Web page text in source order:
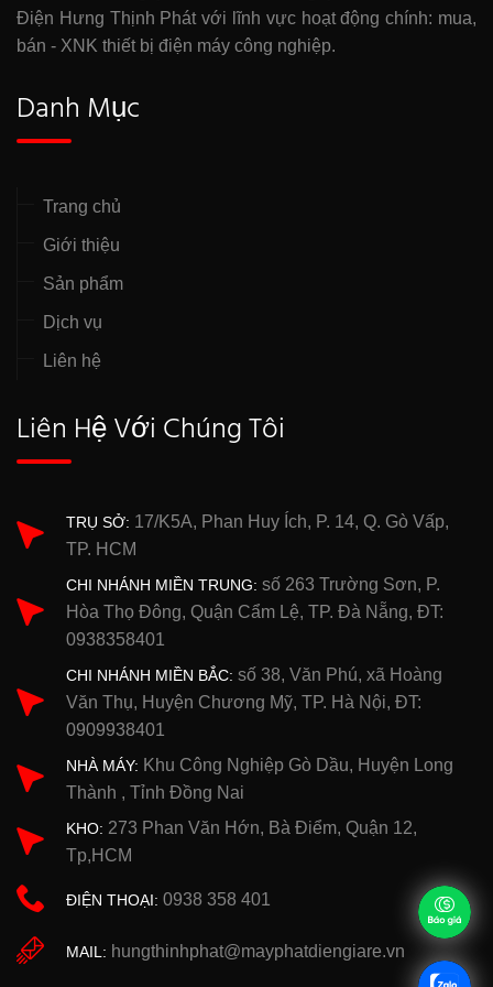
Điện Hưng Thịnh Phát với lĩnh vực hoạt động chính: mua,
bán - XNK thiết bị điện máy công nghiệp.
Danh Mục
Trang chủ
Giới thiệu
Sản phẩm
Dịch vụ
Liên hệ
Liên Hệ Với Chúng Tôi
TRỤ SỞ: 17/K5A, Phan Huy Ích, P. 14, Q. Gò Vấp,
TP. HCM
CHI NHÁNH MIỀN TRUNG: số 263 Trường Sơn, P.
Hòa Thọ Đông, Quận Cẩm Lệ, TP. Đà Nẵng, ĐT:
0938358401
CHI NHÁNH MIỀN BẮC: số 38, Văn Phú, xã Hoàng
Văn Thụ, Huyện Chương Mỹ, TP. Hà Nội, ĐT:
0909938401
NHÀ MÁY: Khu Công Nghiệp Gò Dầu, Huyện Long
Thành , Tỉnh Đồng Nai
KHO: 273 Phan Văn Hớn, Bà Điểm, Quận 12,
Tp,HCM
ĐIỆN THOẠI: 0938 358 401
MAIL: hungthinhphat@mayphatdiengiare.vn